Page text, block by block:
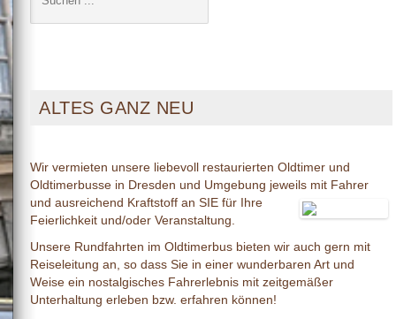
ALTES GANZ NEU
Wir vermieten unsere liebevoll restaurierten Oldtimer und
Oldtimerbusse in Dresden und Umgebung jeweils mit Fahrer
und ausreichend Kraftstoff an SIE für Ihre
Feierlichkeit und/oder Veranstaltung.
Unsere Rundfahrten im Oldtimerbus bieten wir auch gern mit
Reiseleitung an, so dass Sie in einer wunderbaren Art und
Weise ein nostalgisches Fahrerlebnis mit zeitgemäßer
Unterhaltung erleben bzw. erfahren können!